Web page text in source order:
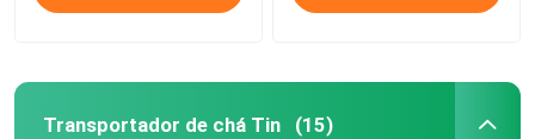
Transportador de chá Tin (15)